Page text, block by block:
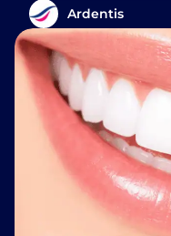
Ardentis